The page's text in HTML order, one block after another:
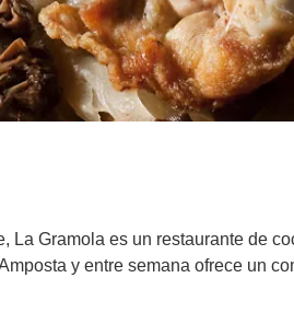
La Gramola es un restaurante de
y entre semana ofrece un